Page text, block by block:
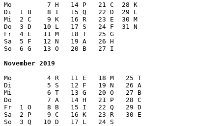
Mo         7 H   14 P   21 C  28 K
Di  1 B    8 I   15 Q   22 D  29 L
Mi  2 C    9 K   16 R   23 E  30 M
Do  3 D   10 L   17 S   24 F  31 N
Fr  4 E   11 M   18 T   25 G
Sa  5 F   12 N   19 A   26 H
So  6 G   13 O   20 B   27 I
November 2019
Mo         4 R   11 E   18 M   25 T
Di         5 S   12 F   19 N   26 A
Mi         6 T   13 G   20 O   27 B
Do         7 A   14 H   21 P   28 C
Fr  1 O    8 B   15 I   22 Q   29 D
Sa  2 P    9 C   16 K   23 R   30 E
So  3 Q   10 D   17 L   24 S